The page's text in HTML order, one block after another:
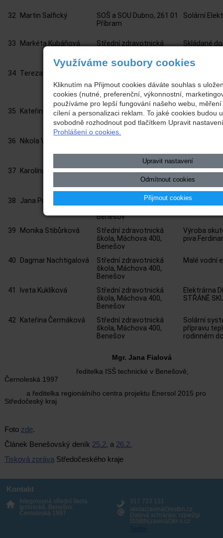
32 Martin Salfický
SOŠ a SOU Dubno, 261 01
Příbram
Solární
33 Markéta Kubáňová
Střední zdravotnická
Benešov
Skládané
34 Tereza Veselá
škola, Máchova 400,
Benešov
vody
Rudolfa a
Benešov
35
Kateřina Kuželková
Střední zdravotnická
škola, Máchova 400,
Benešov
Požáry
36 Nikola Vettersová
37 Karolína Fulínová
Střední zdravotnická
škola, Máchova 400,
Benešov
Jak peče
38 Jana Procházková
Střední zdravotnická
Benešov
HYT
39 Monika Stibůrková
Střední zdravotnická
škola, Máchova 400,
Benešov
Výroba
piva
40 Dagmar Nachtigalová
Střední zdravotnická
škola, Máchova 400,
Benešov
Malé vodní
41 Iveta Kuklíková
Střední zdravotnická
škola, Máchova 400,
Benešov
Elektrárna
STŘÁNĚ
42 Kateřina Čermáková
Střední zdravotnická
škola, Máchova 400,
Benešov
Solární
přípravu
rodinném
Mgr. Jana Fialová
ředitelka ISŠ technické v Benešově,
Černoleská 1997
a ředitelka regionálního centra projektu Enersol 2015 pro
Středočeský kraj
Foto zde.
Článek Benešovský deník 25.2. a 26.2.
Tisková zpráva Středočeského kraje
Kontakt
Integrovaná střední škola
technická, Benešov,
Černoleská 1997
317 723 131
skola(zavináč)isstbn.cz
Datová schránka: rzpw2gi
ISSBN(zavináč)kr-s.cz
Využíváme soubory cookies
Kliknutím na Přijmout cookies dáváte souhlas s
cookies (nutné, preferenční, výkonnostní,
používáme pro lepší fungování našeho webu,
cílení a personalizaci reklam. To jaké cookies budou
svobodně rozhodnout pod tlačítkem Upravit
Prohlášení o cookies.
Upravit nastavení
Odmítnout cookies
Přijmout cookies